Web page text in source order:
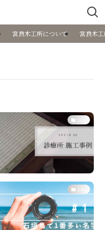
宮良木工所について 宮良木
blog
blog